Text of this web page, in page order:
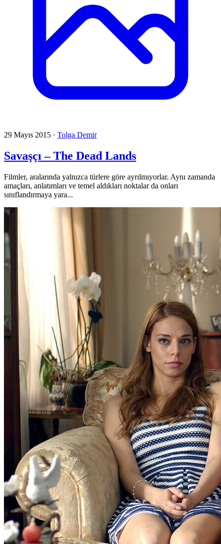
29 Mayıs 2015 · Tolga Demir
Savaşçı – The Dead Lands
Filmler, aralarında yalnızca türlere göre ayrılmıyorlar. Aynı zamanda
amaçları, anlatımları ve temel aldıkları noktalar da onları
sınıflandırmaya yara...